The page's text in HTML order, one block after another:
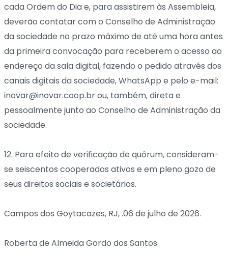
cada Ordem do Dia e, para assistirem às Assembleia,
deverão contatar com o Conselho de Administração
da sociedade no prazo máximo de até uma hora antes
da primeira convocação para receberem o acesso ao
endereço da sala digital, fazendo o pedido através dos
canais digitais da sociedade, WhatsApp e pelo e-mail:
inovar@inovar.coop.br ou, também, direta e
pessoalmente junto ao Conselho de Administração da
sociedade.
12. Para efeito de verificação de quórum, consideram-
se seiscentos cooperados ativos e em pleno gozo de
seus direitos sociais e societários.
Campos dos Goytacazes, RJ, .06 de julho de 2026.
Roberta de Almeida Gordo dos Santos